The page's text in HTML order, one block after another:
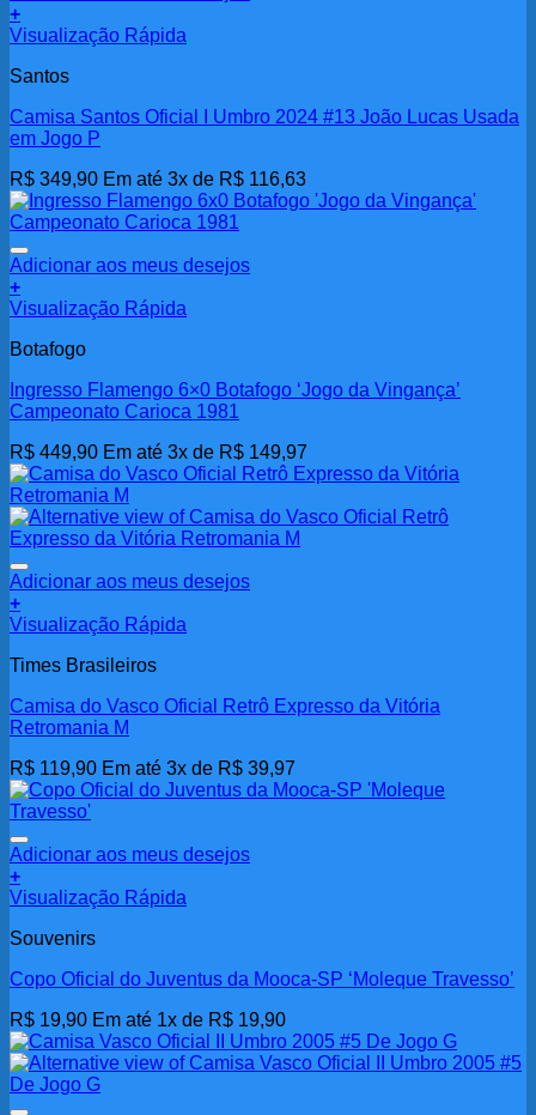
+
Visualização Rápida
Santos
Camisa Santos Oficial I Umbro 2024 #13 João Lucas Usada
em Jogo P
R$ 349,90 Em até 3x de R$ 116,63
Adicionar aos meus desejos
+
Visualização Rápida
Botafogo
Ingresso Flamengo 6×0 Botafogo ‘Jogo da Vingança’
Campeonato Carioca 1981
R$ 449,90 Em até 3x de R$ 149,97
Adicionar aos meus desejos
+
Visualização Rápida
Times Brasileiros
Camisa do Vasco Oficial Retrô Expresso da Vitória
Retromania M
R$ 119,90 Em até 3x de R$ 39,97
Adicionar aos meus desejos
+
Visualização Rápida
Souvenirs
Copo Oficial do Juventus da Mooca-SP ‘Moleque Travesso’
R$ 19,90 Em até 1x de R$ 19,90